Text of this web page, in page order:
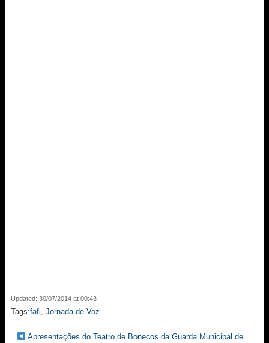
Updated: 30/07/2014 at 00:43
Tags:fafi, Jornada de Voz
Apresentações do Teatro de Bonecos da Guarda Municipal de